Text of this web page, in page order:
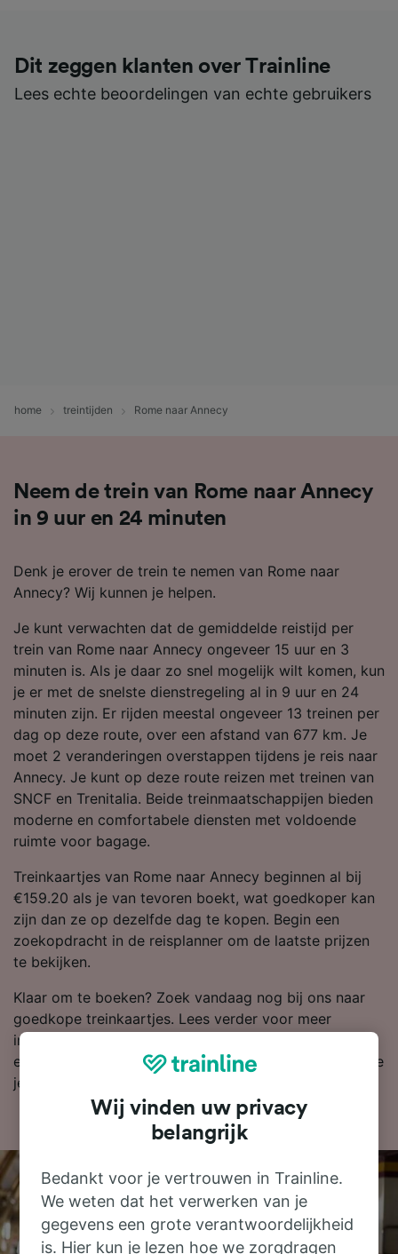
Dit zeggen klanten over Trainline
Lees echte beoordelingen van echte gebruikers
home treintijden Rome naar Annecy
Neem de trein van Rome naar Annecy
in 9 uur en 24 minuten
Denk je erover de trein te nemen van Rome naar
Annecy? Wij kunnen je helpen.
Je kunt verwachten dat de gemiddelde reistijd per
trein van Rome naar Annecy ongeveer 15 uur en 3
minuten is. Als je daar zo snel mogelijk wilt komen, kun
je er met de snelste dienstregeling al in 9 uur en 24
minuten zijn. Er rijden meestal ongeveer 13 treinen per
dag op deze route, over een afstand van 677 km. Je
moet 2 veranderingen overstappen tijdens je reis naar
Annecy. Je kunt op deze route reizen met treinen van
SNCF en Trenitalia. Beide treinmaatschappijen bieden
moderne en comfortabele diensten met voldoende
ruimte voor bagage.
Treinkaartjes van Rome naar Annecy beginnen al bij
€159.20 als je van tevoren boekt, wat goedkoper kan
zijn dan ze op dezelfde dag te kopen. Begin een
zoekopdracht in de reisplanner om de laatste prijzen
te bekijken.
Klaar om te boeken? Zoek vandaag nog bij ons naar
goedkope treinkaartjes. Lees verder voor meer
informatie, zoals onze dienstregeling, waarin je de
eerste en laatste treinen kunt bekijken en tips over hoe
je goedkope treinkaartjes kunt vinden.
Wij vinden uw privacy
belangrijk
Bedankt voor je vertrouwen in Trainline.
We weten dat het verwerken van je
gegevens een grote verantwoordelijkheid
is. Hier kun je lezen hoe we zorgdragen